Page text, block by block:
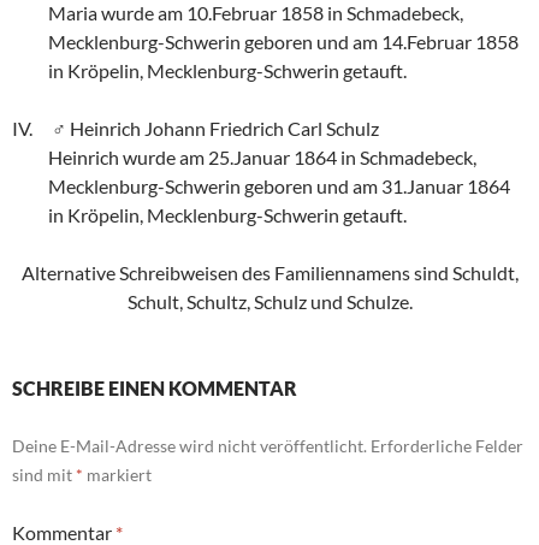
Maria wurde am 10.Februar 1858 in Schmadebeck,
Mecklenburg-Schwerin geboren und am 14.Februar 1858
in Kröpelin, Mecklenburg-Schwerin getauft.
Heinrich Johann Friedrich Carl Schulz
Heinrich wurde am 25.Januar 1864 in Schmadebeck,
Mecklenburg-Schwerin geboren und am 31.Januar 1864
in Kröpelin, Mecklenburg-Schwerin getauft.
Alternative Schreibweisen des Familiennamens sind Schuldt,
Schult, Schultz, Schulz und Schulze.
SCHREIBE EINEN KOMMENTAR
Deine E-Mail-Adresse wird nicht veröffentlicht. Erforderliche Felder
sind mit * markiert
Kommentar *